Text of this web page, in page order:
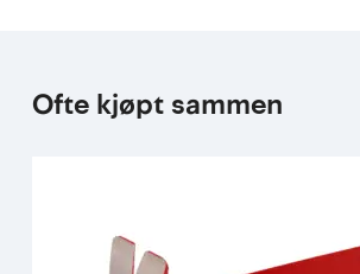
Ofte kjøpt sammen